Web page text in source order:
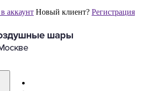
аккаунт Новый клиент? Регистрация